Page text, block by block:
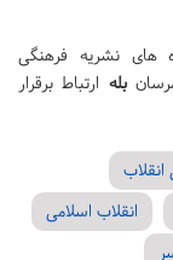
های نشریه فرهنگی
بله ارتباط برقرار
انقلاب اسلامی